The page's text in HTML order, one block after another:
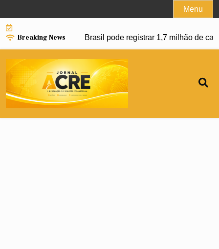
to
content
Menu
Breaking News
avanço da dengue e Brasil pode registrar 1,7 milhão de